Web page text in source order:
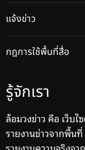
แจ้งข่าว
กฎการใช้พื้นที่สื่อ
รู้จักเรา
ล้อมวงข่าว คือ เว็บ
รายงานข่าวจากพื้น